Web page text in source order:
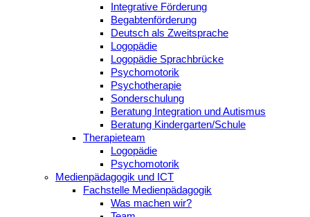
Integrative Förderung
Begabtenförderung
Deutsch als Zweitsprache
Logopädie
Logopädie Sprachbrücke
Psychomotorik
Psychotherapie
Sonderschulung
Beratung Integration und Autismus
Beratung Kindergarten/Schule
Therapieteam
Logopädie
Psychomotorik
Medienpädagogik und ICT
Fachstelle Medienpädagogik
Was machen wir?